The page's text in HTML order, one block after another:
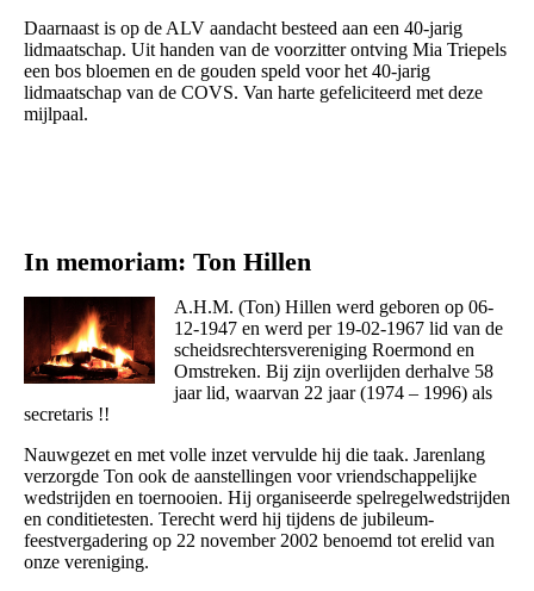
Daarnaast is op de ALV aandacht besteed aan een 40-jarig
lidmaatschap. Uit handen van de voorzitter ontving Mia Triepels
een bos bloemen en de gouden speld voor het 40-jarig
lidmaatschap van de COVS. Van harte gefeliciteerd met deze
mijlpaal.
In memoriam: Ton Hillen
A.H.M. (Ton) Hillen werd geboren op 06-
12-1947 en werd per 19-02-1967 lid van de
scheidsrechtersvereniging Roermond en
Omstreken. Bij zijn overlijden derhalve 58
jaar lid, waarvan 22 jaar (1974 – 1996) als
secretaris !!
Nauwgezet en met volle inzet vervulde hij die taak. Jarenlang
verzorgde Ton ook de aanstellingen voor vriendschappelijke
wedstrijden en toernooien. Hij organiseerde spelregelwedstrijden
en conditietesten. Terecht werd hij tijdens de jubileum-
feestvergadering op 22 november 2002 benoemd tot erelid van
onze vereniging.